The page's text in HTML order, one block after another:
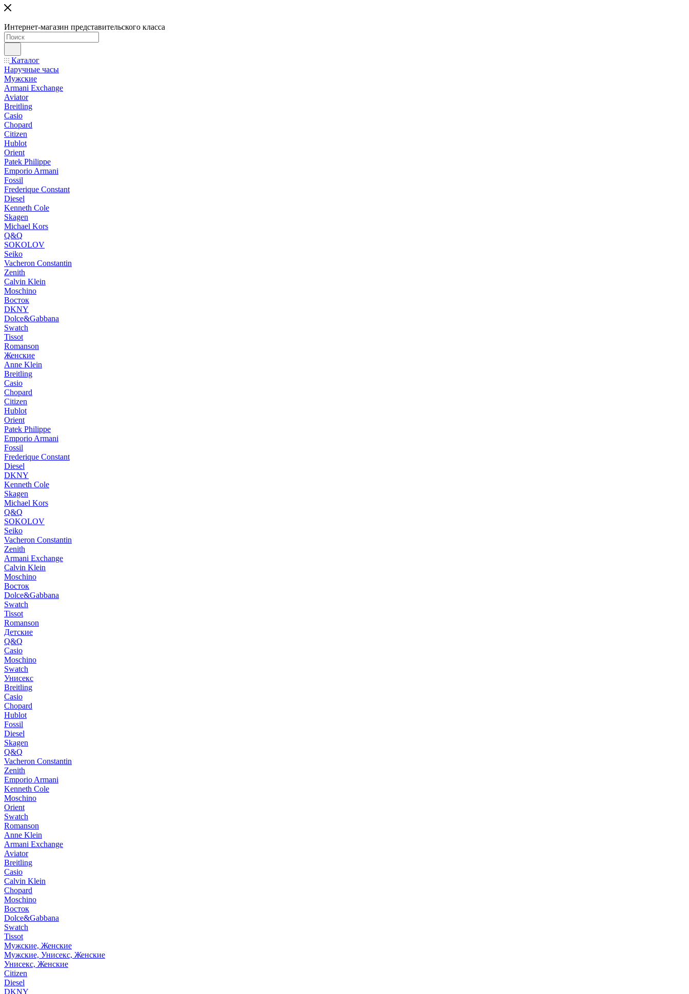
Интернет-магазин представительского класса
Каталог
Наручные часы
Мужские
Armani Exchange
Aviator
Breitling
Casio
Chopard
Citizen
Hublot
Orient
Patek Philippe
Emporio Armani
Fossil
Frederique Constant
Diesel
Kenneth Cole
Skagen
Michael Kors
Q&Q
SOKOLOV
Seiko
Vacheron Constantin
Zenith
Calvin Klein
Moschino
Восток
DKNY
Dolce&Gabbana
Swatch
Tissot
Romanson
Женские
Anne Klein
Breitling
Casio
Chopard
Citizen
Hublot
Orient
Patek Philippe
Emporio Armani
Fossil
Frederique Constant
Diesel
DKNY
Kenneth Cole
Skagen
Michael Kors
Q&Q
SOKOLOV
Seiko
Vacheron Constantin
Zenith
Armani Exchange
Calvin Klein
Moschino
Восток
Dolce&Gabbana
Swatch
Tissot
Romanson
Детские
Q&Q
Casio
Moschino
Swatch
Унисекс
Breitling
Casio
Chopard
Hublot
Fossil
Diesel
Skagen
Q&Q
Vacheron Constantin
Zenith
Emporio Armani
Kenneth Cole
Moschino
Orient
Swatch
Romanson
Anne Klein
Armani Exchange
Aviator
Breitling
Casio
Calvin Klein
Chopard
Moschino
Восток
Dolce&Gabbana
Swatch
Tissot
Мужские, Женские
Мужские, Унисекс, Женские
Унисекс, Женские
Citizen
Diesel
DKNY